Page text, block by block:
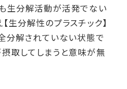
生分解活動が活発でない
生分解性のプラスチック】
分解されていない状態で
取してしまうと意味が無